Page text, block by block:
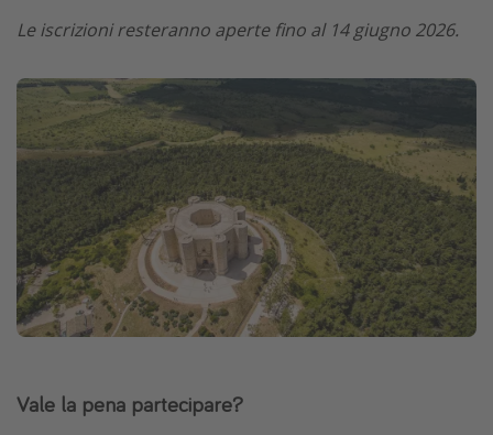
Le iscrizioni resteranno aperte fino al 14 giugno 2026.
Vale la pena partecipare?